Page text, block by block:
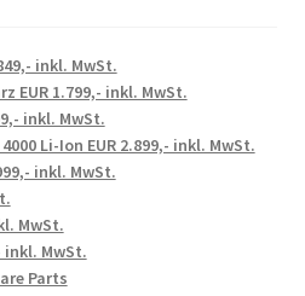
inkl. MwSt.
EUR 1.799,- inkl. MwSt.
inkl. MwSt.
Li-Ion EUR 2.899,- inkl. MwSt.
inkl. MwSt.
MwSt.
inkl. MwSt.
Parts